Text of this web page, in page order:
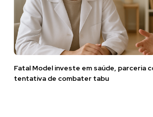
Fatal Model investe em saúde, parceria
tentativa de combater tabu